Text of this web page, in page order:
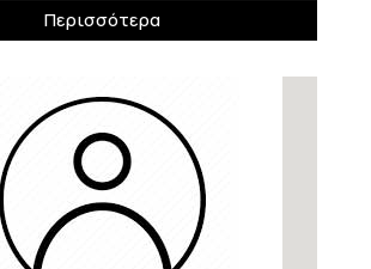
Περισσότερα